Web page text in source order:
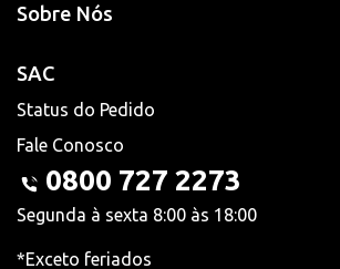
Sobre Nós
SAC
Status do Pedido
Fale Conosco
0800 727 2273
Segunda à sexta 8:00 às 18:00
*Exceto feriados